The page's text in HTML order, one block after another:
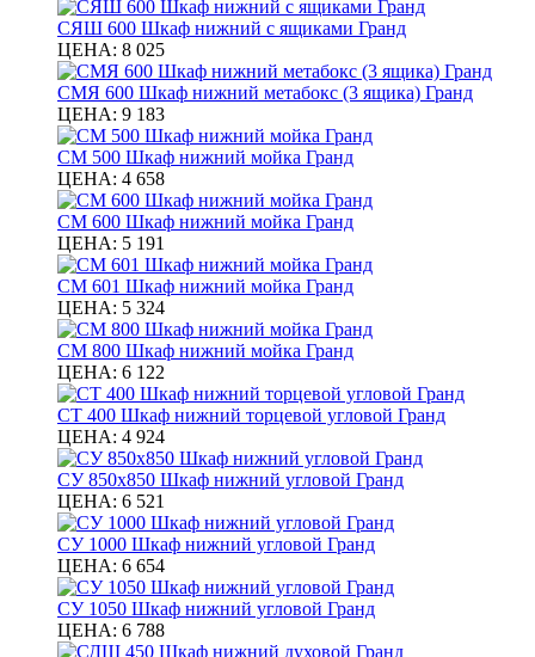
СЯШ 600 Шкаф нижний с ящиками Гранд
ЦЕНА: 8 025
СМЯ 600 Шкаф нижний метабокс (3 ящика) Гранд
ЦЕНА: 9 183
СМ 500 Шкаф нижний мойка Гранд
ЦЕНА: 4 658
СМ 600 Шкаф нижний мойка Гранд
ЦЕНА: 5 191
СМ 601 Шкаф нижний мойка Гранд
ЦЕНА: 5 324
СМ 800 Шкаф нижний мойка Гранд
ЦЕНА: 6 122
СТ 400 Шкаф нижний торцевой угловой Гранд
ЦЕНА: 4 924
СУ 850х850 Шкаф нижний угловой Гранд
ЦЕНА: 6 521
СУ 1000 Шкаф нижний угловой Гранд
ЦЕНА: 6 654
СУ 1050 Шкаф нижний угловой Гранд
ЦЕНА: 6 788